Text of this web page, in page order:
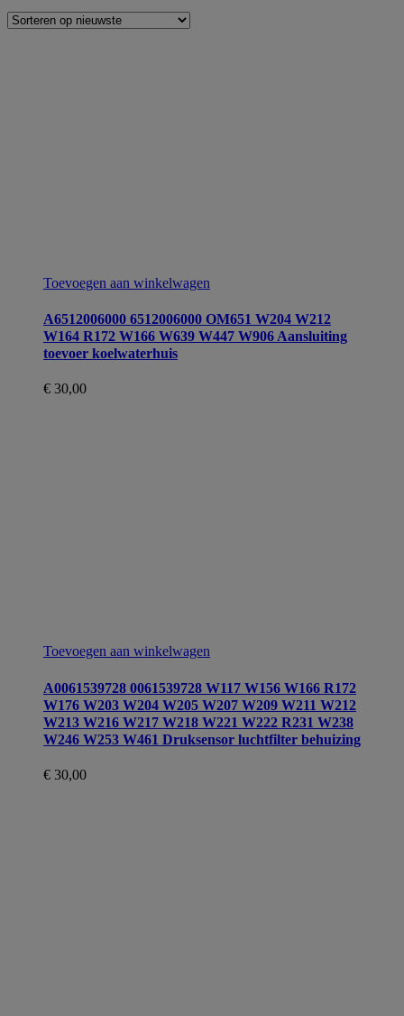
Toevoegen aan winkelwagen
A6512006000 6512006000 OM651 W204 W212
W164 R172 W166 W639 W447 W906 Aansluiting
toevoer koelwaterhuis
€ 30,00
Toevoegen aan winkelwagen
A0061539728 0061539728 W117 W156 W166 R172
W176 W203 W204 W205 W207 W209 W211 W212
W213 W216 W217 W218 W221 W222 R231 W238
W246 W253 W461 Druksensor luchtfilter behuizing
€ 30,00